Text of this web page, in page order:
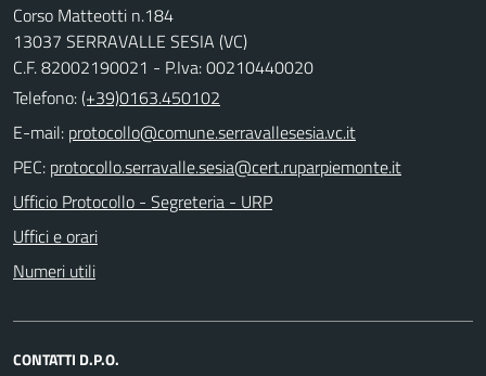
Corso Matteotti n.184
13037 SERRAVALLE SESIA (VC)
C.F. 82002190021 - P.Iva: 00210440020
Telefono:(+39)0163.450102
E-mail:
PEC:
Ufficio Protocollo - Segreteria - URP
Uffici e orari
Numeri utili
CONTATTI D.P.O.